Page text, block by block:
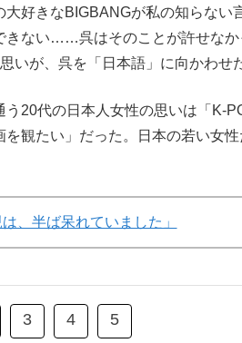
好きなBIGBANGが私の知らない
きない……呉はそのことが許せなか
いが、呉を「日本語」に向かわせ
20代の日本人女性の思いは「K-
観たい」だった。日本の若い女
は、半ば呆れていました」
3 4 5